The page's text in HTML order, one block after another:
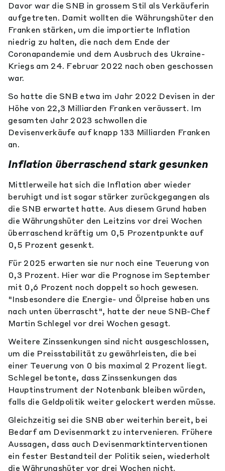
Davor war die SNB in grossem Stil als Verkäuferin
aufgetreten. Damit wollten die Währungshüter den
Franken stärken, um die importierte Inflation
niedrig zu halten, die nach dem Ende der
Coronapandemie und dem Ausbruch des Ukraine-
Kriegs am 24. Februar 2022 nach oben geschossen
war.
So hatte die SNB etwa im Jahr 2022 Devisen in der
Höhe von 22,3 Milliarden Franken veräussert. Im
gesamten Jahr 2023 schwollen die
Devisenverkäufe auf knapp 133 Milliarden Franken
an.
Inflation überraschend stark gesunken
Mittlerweile hat sich die Inflation aber wieder
beruhigt und ist sogar stärker zurückgegangen als
die SNB erwartet hatte. Aus diesem Grund haben
die Währungshüter den Leitzins vor drei Wochen
überraschend kräftig um 0,5 Prozentpunkte auf
0,5 Prozent gesenkt.
Für 2025 erwarten sie nur noch eine Teuerung von
0,3 Prozent. Hier war die Prognose im September
mit 0,6 Prozent noch doppelt so hoch gewesen.
"Insbesondere die Energie- und Ölpreise haben uns
nach unten überrascht", hatte der neue SNB-Chef
Martin Schlegel vor drei Wochen gesagt.
Weitere Zinssenkungen sind nicht ausgeschlossen,
um die Preisstabilität zu gewährleisten, die bei
einer Teuerung von 0 bis maximal 2 Prozent liegt.
Schlegel betonte, dass Zinssenkungen das
Hauptinstrument der Notenbank bleiben würden,
falls die Geldpolitik weiter gelockert werden müsse.
Gleichzeitig sei die SNB aber weiterhin bereit, bei
Bedarf am Devisenmarkt zu intervenieren. Frühere
Aussagen, dass auch Devisenmarktinterventionen
ein fester Bestandteil der Politik seien, wiederholt
die Währungshüter vor drei Wochen nicht.